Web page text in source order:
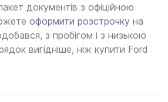
документів з офіційною
оформити розстрочку на
з пробігом і з низькою
вигідніше, ніж купити Ford